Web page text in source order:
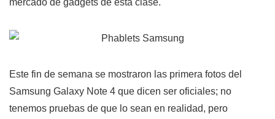
Este fin de semana se mostraron las primera fotos del
Samsung Galaxy Note 4 que dicen ser oficiales; no
tenemos pruebas de que lo sean en realidad, pero